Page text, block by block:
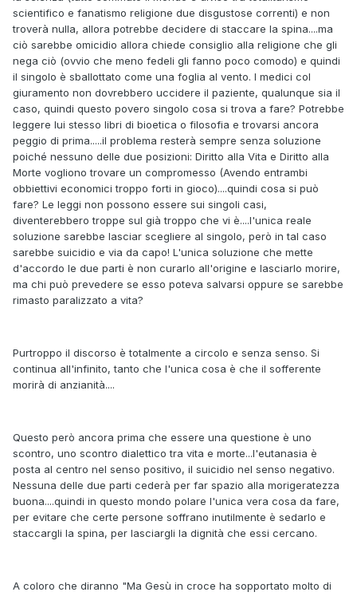
scientifico e fanatismo religione due disgustose correnti) e non
troverà nulla, allora potrebbe decidere di staccare la spina....ma
ciò sarebbe omicidio allora chiede consiglio alla religione che gli
nega ciò (ovvio che meno fedeli gli fanno poco comodo) e quindi
il singolo è sballottato come una foglia al vento. I medici col
giuramento non dovrebbero uccidere il paziente, qualunque sia il
caso, quindi questo povero singolo cosa si trova a fare? Potrebbe
leggere lui stesso libri di bioetica o filosofia e trovarsi ancora
peggio di prima.....il problema resterà sempre senza soluzione
poiché nessuno delle due posizioni: Diritto alla Vita e Diritto alla
Morte vogliono trovare un compromesso (Avendo entrambi
obbiettivi economici troppo forti in gioco)....quindi cosa si può
fare? Le leggi non possono essere sui singoli casi,
diventerebbero troppe sul già troppo che vi è....l'unica reale
soluzione sarebbe lasciar scegliere al singolo, però in tal caso
sarebbe suicidio e via da capo! L'unica soluzione che mette
d'accordo le due parti è non curarlo all'origine e lasciarlo morire,
ma chi può prevedere se esso poteva salvarsi oppure se sarebbe
rimasto paralizzato a vita?
Purtroppo il discorso è totalmente a circolo e senza senso. Si
continua all'infinito, tanto che l'unica cosa è che il sofferente
morirà di anzianità....
Questo però ancora prima che essere una questione è uno
scontro, uno scontro dialettico tra vita e morte...l'eutanasia è
posta al centro nel senso positivo, il suicidio nel senso negativo.
Nessuna delle due parti cederà per far spazio alla morigeratezza
buona....quindi in questo mondo polare l'unica vera cosa da fare,
per evitare che certe persone soffrano inutilmente è sedarlo e
staccargli la spina, per lasciargli la dignità che essi cercano.
A coloro che diranno "Ma Gesù in croce ha sopportato molto di